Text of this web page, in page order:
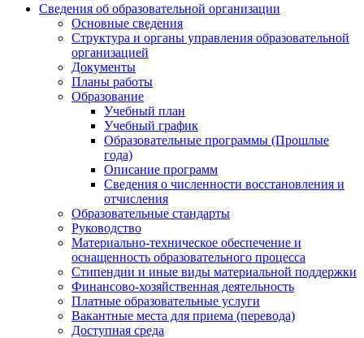
Сведения об образовательной организации
Основные сведения
Структура и органы управления образовательной
организацией
Документы
Планы работы
Образование
Учебный план
Учебный график
Образовательные программы (Прошлые
года)
Описание программ
Сведения о численности восстановления и
отчисления
Образовательные стандарты
Руководство
Материально-техническое обеспечение и
оснащенность образовательного процесса
Стипендии и иные виды материальной поддержки
Финансово-хозяйственная деятельность
Платные образовательные услуги
Вакантные места для приема (перевода)
Доступная среда